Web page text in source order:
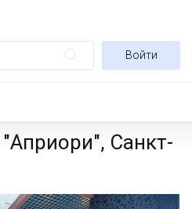
Войти
Санкт-